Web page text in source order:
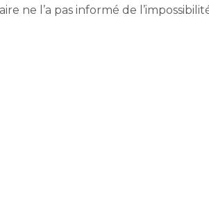
ne l’a pas informé de